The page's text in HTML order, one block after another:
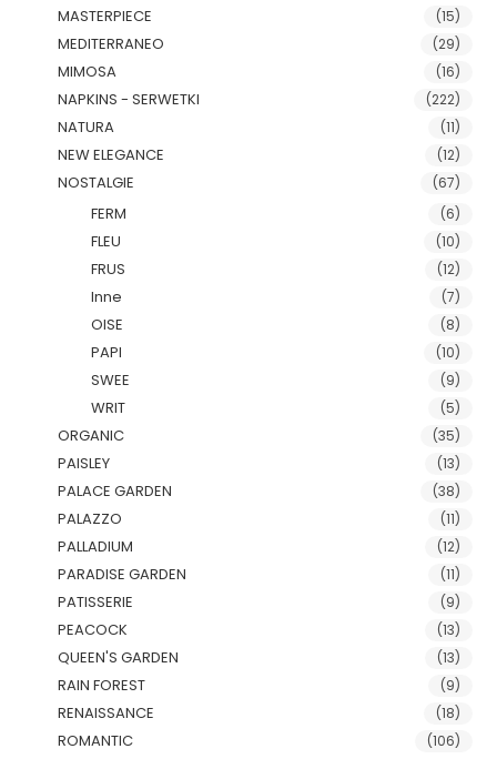
MASTERPIECE (15)
MEDITERRANEO (29)
MIMOSA (16)
NAPKINS - SERWETKI (222)
NATURA (11)
NEW ELEGANCE (12)
NOSTALGIE (67)
FERM (6)
FLEU (10)
FRUS (12)
Inne (7)
OISE (8)
PAPI (10)
SWEE (9)
WRIT (5)
ORGANIC (35)
PAISLEY (13)
PALACE GARDEN (38)
PALAZZO (11)
PALLADIUM (12)
PARADISE GARDEN (11)
PATISSERIE (9)
PEACOCK (13)
QUEEN'S GARDEN (13)
RAIN FOREST (9)
RENAISSANCE (18)
ROMANTIC (106)